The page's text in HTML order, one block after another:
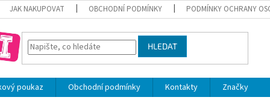
JAK NAKUPOVAT OBCHODNÍ PODMÍNKY PODMÍNKY OCHRANY
HLEDAT
poukaz Obchodní podmínky Kontakty
Značky